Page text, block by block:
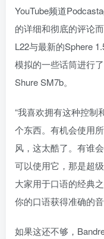
YouTube频道
的详细和彻底的评论
L22与最新的Sphere
模拟的一些话筒进行
Shure SM7b。
“我喜欢拥有这种控制
个东西。有机会使用
风，这太酷了。有谁
可以使用它，那是超
大家用于口语的经典
你的口语获得准确的
如果这还不够，